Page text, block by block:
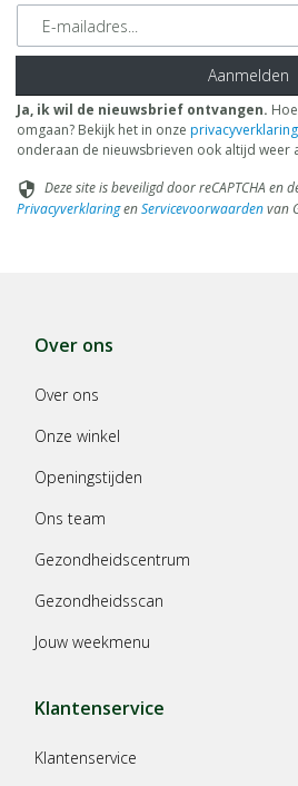
E-mailadres
Aanmelden
Ja, ik wil de nieuwsbrief ontvangen.
omgaan? Bekijk het in onze privacyverklaring
onderaan de nieuwsbrieven ook altijd weer
security Deze site is beveiligd door reCAPTCHA en
PrivacyverklaringenServicevoorwaardenvan
Over ons
Over ons
Onze winkel
Openingstijden
Ons team
Gezondheidscentrum
Gezondheidsscan
Jouw weekmenu
Klantenservice
Klantenservice